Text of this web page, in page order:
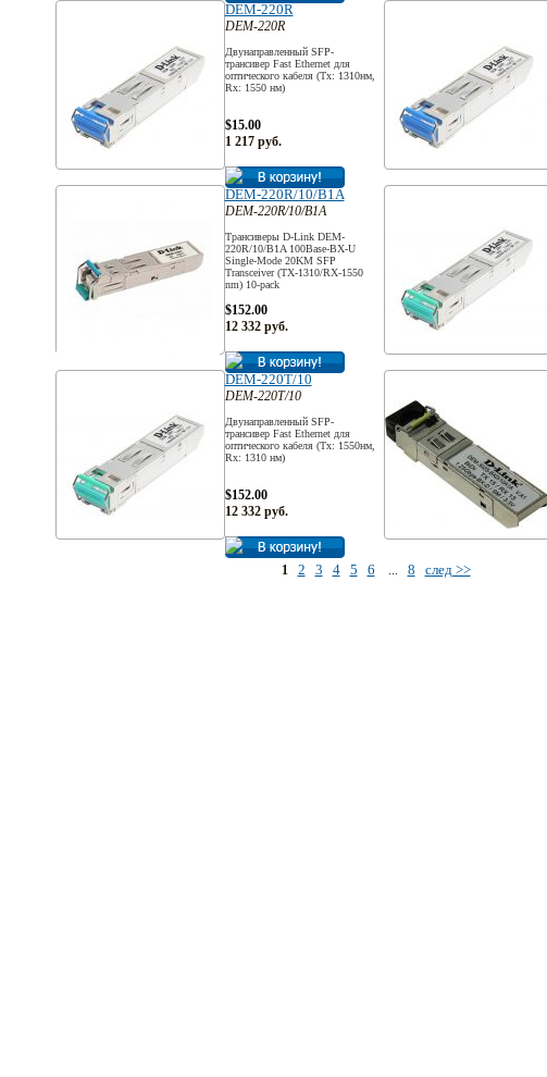
DEM-220R
DEM-220R
Двунаправленный SFP-
трансивер Fast Ethernet для
оптического кабеля (Tx: 1310нм,
Rx: 1550 нм)
$15.00
1 217 руб.
DEM-220R/10/B1A
DEM-220R/10/B1A
Трансиверы D-Link DEM-
220R/10/B1A 100Base-BX-U
Single-Mode 20KM SFP
Transceiver (TX-1310/RX-1550
nm) 10-pack
$152.00
12 332 руб.
DEM-220T/10
DEM-220T/10
Двунаправленный SFP-
трансивер Fast Ethernet для
оптического кабеля (Tx: 1550нм,
Rx: 1310 нм)
$152.00
12 332 руб.
1 2 3 4 5 6 ... 8 след >>